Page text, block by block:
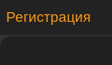
Регистрация